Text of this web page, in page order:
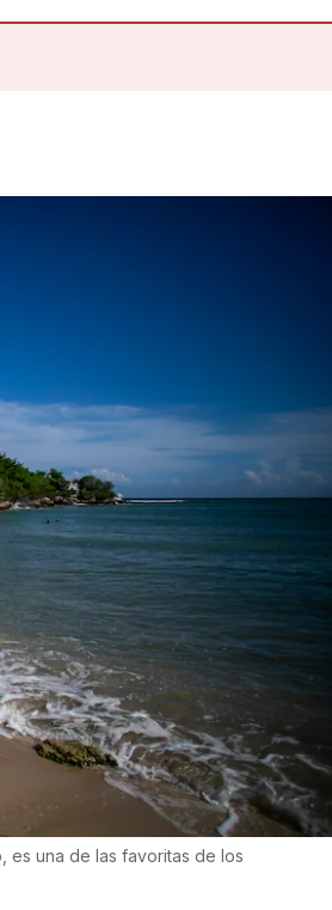
es una de las favoritas de los